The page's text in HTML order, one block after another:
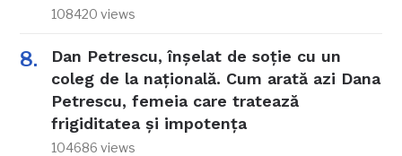
108420 views
Dan Petrescu, înșelat de soție cu un
coleg de la națională. Cum arată azi Dana
Petrescu, femeia care tratează
frigiditatea și impotența
104686 views